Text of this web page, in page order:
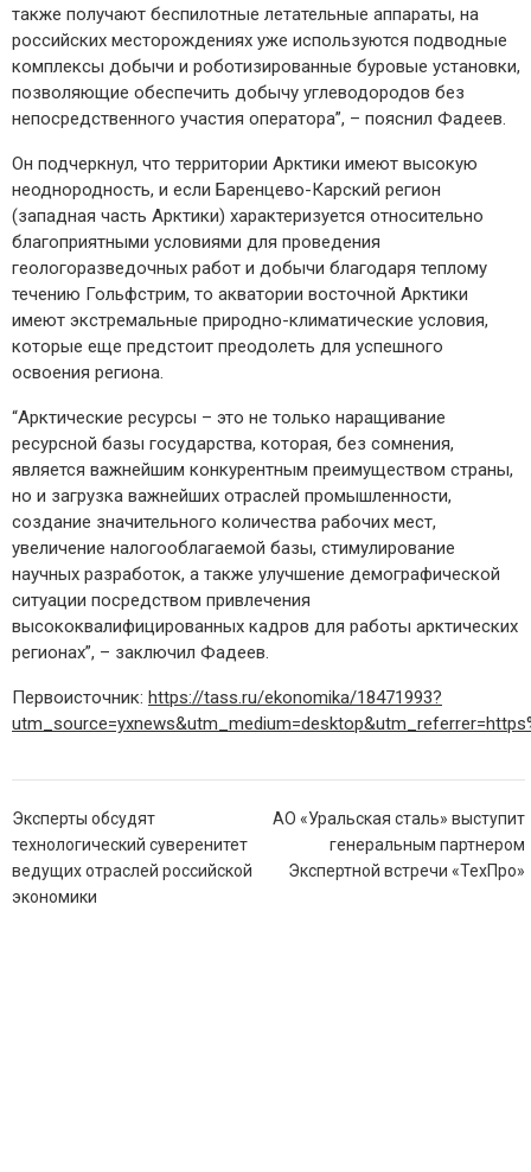
также получают беспилотные летательные аппараты, на
российских месторождениях уже используются подводные
комплексы добычи и роботизированные буровые установки,
позволяющие обеспечить добычу углеводородов без
непосредственного участия оператора”, – пояснил Фадеев.
Он подчеркнул, что территории Арктики имеют высокую
неоднородность, и если Баренцево-Карский регион
(западная часть Арктики) характеризуется относительно
благоприятными условиями для проведения
геологоразведочных работ и добычи благодаря теплому
течению Гольфстрим, то акватории восточной Арктики
имеют экстремальные природно-климатические условия,
которые еще предстоит преодолеть для успешного
освоения региона.
“Арктические ресурсы – это не только наращивание
ресурсной базы государства, которая, без сомнения,
является важнейшим конкурентным преимуществом страны,
но и загрузка важнейших отраслей промышленности,
создание значительного количества рабочих мест,
увеличение налогооблагаемой базы, стимулирование
научных разработок, а также улучшение демографической
ситуации посредством привлечения
высококвалифицированных кадров для работы арктических
регионах”, – заключил Фадеев.
Первоисточник: https://tass.ru/ekonomika/18471993?
Навигация
по
записям
Эксперты обсудят
технологический суверенитет
ведущих отраслей российской
экономики
АО «Уральская сталь» выступит
генеральным партнером
Экспертной встречи «ТехПро»